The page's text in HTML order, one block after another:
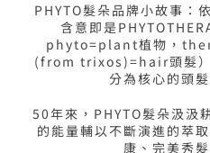
PHYTO髮朵品牌小故事：
含意即是
phyto=plant植物，
(from trixos)=hair頭髮）
分為核心的頭
50年來，PHYTO髮朵汲汲
的能量輔以不斷演進的萃
康、完美秀